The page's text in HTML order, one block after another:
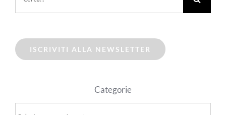
ISCRIVITI ALLA NEWSLETTER
Categorie